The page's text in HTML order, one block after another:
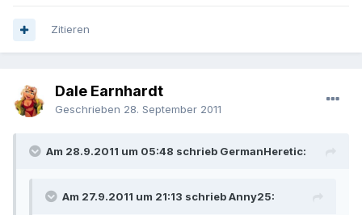
Zitieren
Dale Earnhardt
Geschrieben 28. September 2011
Am 28.9.2011 um 05:48 schrieb GermanHeretic:
Am 27.9.2011 um 21:13 schrieb Anny25: